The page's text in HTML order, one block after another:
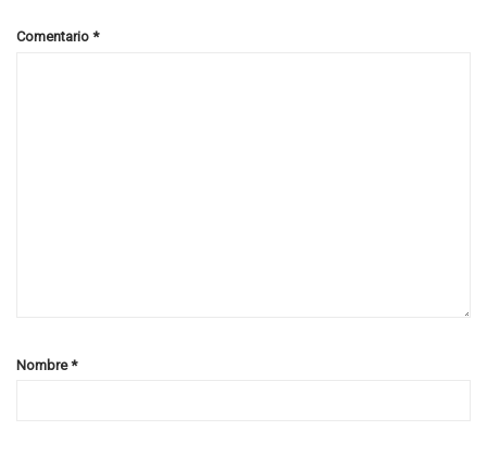
Comentario *
Nombre*